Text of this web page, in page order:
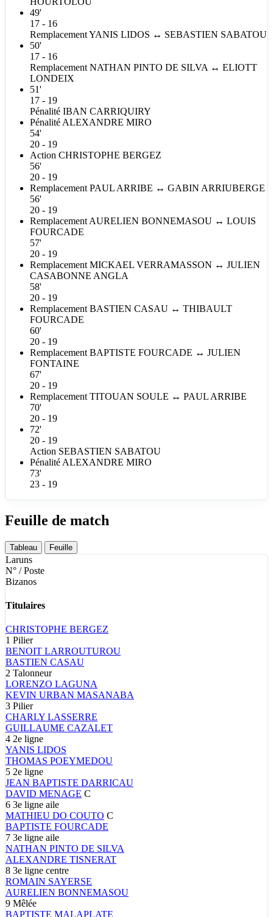
49'
17 - 16
RemplacementYANIS LIDOS ↔ SEBASTIEN SABATOU
50'
17 - 16
Remplacement NATHAN PINTO DE SILVA ↔ ELIOTT
LONDEIX
51'
17 - 19
Pénalité IBAN CARRIQUIRY
Pénalité ALEXANDRE MIRO
54'
20 - 19
Action CHRISTOPHE BERGEZ
56'
20 - 19
Remplacement PAUL ARRIBE ↔ GABIN ARRIUBERGE
56'
20 - 19
Remplacement AURELIEN BONNEMASOU ↔ LOUIS
FOURCADE
57'
20 - 19
Remplacement MICKAEL VERRAMASSON ↔ JULIEN
CASABONNE ANGLA
58'
20 - 19
Remplacement BASTIEN CASAU ↔ THIBAULT
FOURCADE
60'
20 - 19
Remplacement BAPTISTE FOURCADE ↔ JULIEN
FONTAINE
67'
20 - 19
Remplacement TITOUAN SOULE ↔ PAUL ARRIBE
70'
20 - 19
72'
20 - 19
Action SEBASTIEN SABATOU
Pénalité ALEXANDRE MIRO
73'
23 - 19
Feuille de match
Tableau Feuille
Laruns
N° / Poste
Bizanos
Titulaires
CHRISTOPHE BERGEZ
1 Pilier
BENOIT LARROUTUROU
BASTIEN CASAU
2 Talonneur
LORENZO LAGUNA
KEVIN URBAN MASANABA
3 Pilier
CHARLY LASSERRE
GUILLAUME CAZALET
4 2e ligne
YANIS LIDOS
THOMAS POEYMEDOU
5 2e ligne
JEAN BAPTISTE DARRICAU
DAVID MENAGE C
6 3e ligne aile
MATHIEU DO COUTO C
BAPTISTE FOURCADE
7 3e ligne aile
NATHAN PINTO DE SILVA
ALEXANDRE TISNERAT
8 3e ligne centre
ROMAIN SAYERSE
AURELIEN BONNEMASOU
9 Mêlée
BAPTISTE MALAPLATE